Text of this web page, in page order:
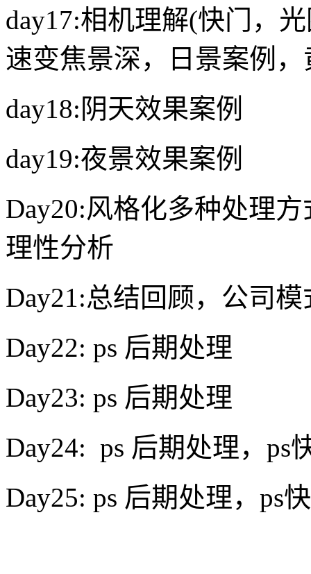
day17:相机理解(快门，
速变焦景深，日景案例
day18:阴天效果案例
day19:夜景效果案例
Day20:风格化多种处理
理性分析
Day21:总结回顾，公司
Day22: ps 后期处理
Day23: ps 后期处理
Day24: ps 后期处理，ps
Day25: ps 后期处理，ps